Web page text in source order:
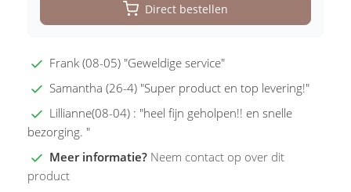
Direct bestellen
Frank (08-05) "Geweldige service"
Samantha (26-4) "Super product en top levering!"
Lillianne(08-04) : "heel fijn geholpen!! en snelle
bezorging. "
Meer informatie? Neem contact op over dit
product